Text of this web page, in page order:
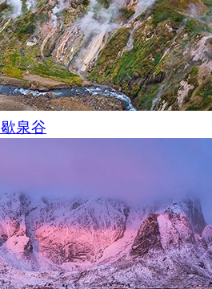
泉谷